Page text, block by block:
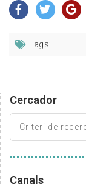
Tags:
Cercador
Canals